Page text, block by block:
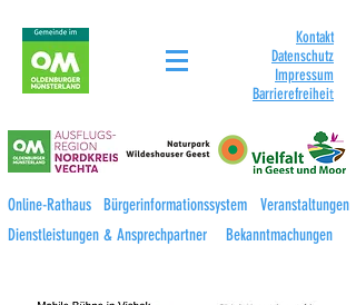
Kontakt
Datenschutz
Impressum
Barrierefreiheit
Online-Rathaus Bürgerinformationssystem
Veranstaltungen
Dienstleistungen & Ansprechpartner
Bekanntmachungen